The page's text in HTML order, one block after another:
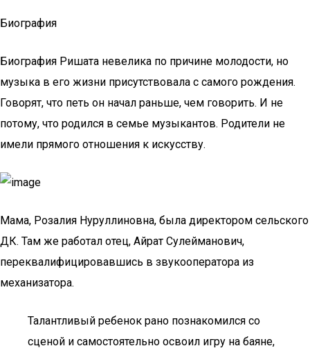
Биография
Биография Ришата невелика по причине молодости, но
музыка в его жизни присутствовала с самого рождения.
Говорят, что петь он начал раньше, чем говорить. И не
потому, что родился в семье музыкантов. Родители не
имели прямого отношения к искусству.
Мама, Розалия Нуруллиновна, была директором сельского
ДК. Там же работал отец, Айрат Сулейманович,
переквалифицировавшись в звукооператора из
механизатора.
Талантливый ребенок рано познакомился со
сценой и самостоятельно освоил игру на баяне,